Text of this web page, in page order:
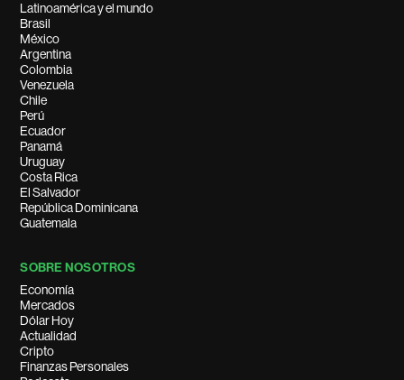
Latinoamérica y el mundo
Brasil
México
Argentina
Colombia
Venezuela
Chile
Perú
Ecuador
Panamá
Uruguay
Costa Rica
El Salvador
República Dominicana
Guatemala
SOBRE NOSOTROS
Economía
Mercados
Dólar Hoy
Actualidad
Cripto
Finanzas Personales